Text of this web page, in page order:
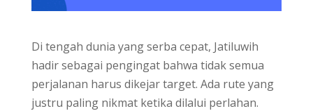
Di tengah dunia yang serba cepat, Jatiluwih
hadir sebagai pengingat bahwa tidak semua
perjalanan harus dikejar target. Ada rute yang
justru paling nikmat ketika dilalui perlahan.